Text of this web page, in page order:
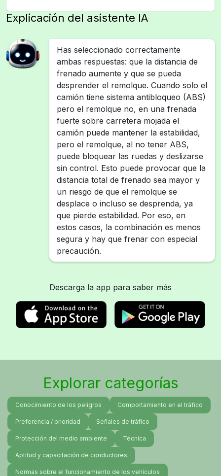
Explicación del asistente IA
Has seleccionado correctamente
ambas respuestas: que la distancia de
frenado aumente y que se pueda
desprender el remolque. Cuando solo el
camión tiene sistema antibloqueo (ABS)
pero el remolque no, en una frenada
fuerte sobre carretera mojada el
camión puede mantener la estabilidad,
pero el remolque, al no tener ABS,
puede bloquear las ruedas y deslizarse
sin control. Esto puede provocar que la
distancia total de frenado sea mayor y
un riesgo de que el remolque se
desplace o incluso se desprenda, ya
que pierde estabilidad. Por eso, en
estos casos, la combinación es menos
segura y hay que frenar con especial
precaución.
Descarga la app para saber más
Explorar categorías
Conocimiento de los peligros Comportamiento en el tráfico
Preferencia / prioridad Señales de tráfico
Protección del medio ambiente Técnica
Aptitud y capacitación de conductores
Normas sobre el funcionamiento de los vehículos